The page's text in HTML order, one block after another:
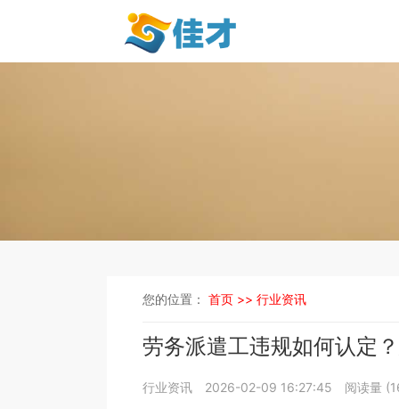
您的位置： 首页 >> 行业资讯
劳务派遣工违规如何认定
行业资讯 2026-02-09 16:27:45 阅读量 (